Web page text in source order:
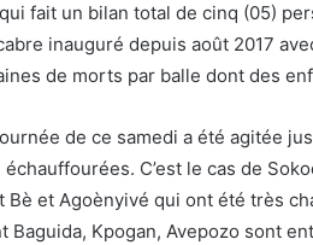
fait un bilan total de cinq (05)
inauguré depuis août 2017
de morts par balle dont des
de ce samedi a été agitée
échauffourées. C’est le cas de
Bè et Agoènyivé qui ont été très
Baguida, Kpogan, Avepozo sont